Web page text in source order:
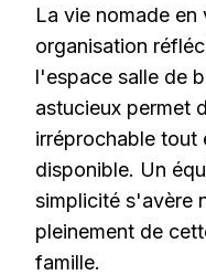
La vie nomade en
organisation
l'espace salle de
astucieux permet
irréprochable tout
disponible. Un
simplicité s'avère
pleinement de
famille.